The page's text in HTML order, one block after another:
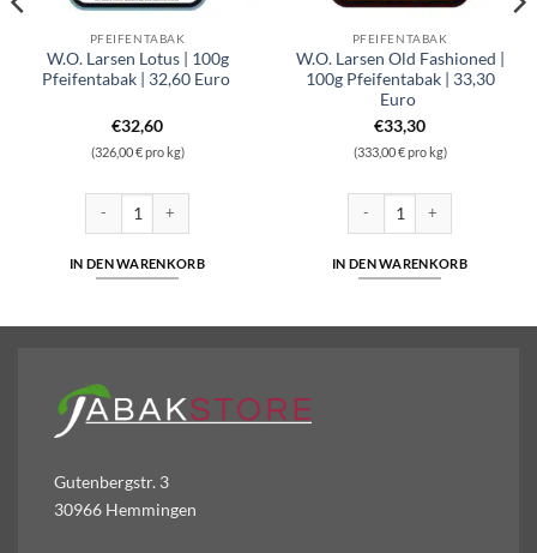
PFEIFENTABAK
W.O. Larsen Lotus | 100g
Pfeifentabak | 32,60 Euro
€32,60
(326,00 € pro kg)
IN DEN WARENKORB
PFEIFENTABAK
W.O. Larsen Old Fashioned |
100g Pfeifentabak | 33,30
Euro
€33,30
(333,00 € pro kg)
IN DEN WARENKORB
Gutenbergstr. 3
30966 Hemmingen